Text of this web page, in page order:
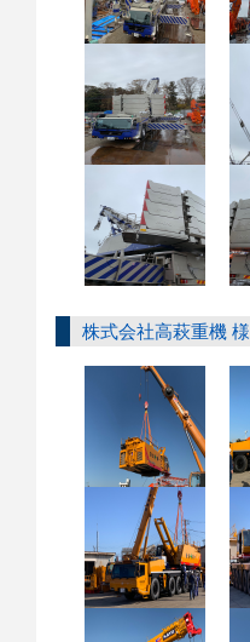
株式会社高萩重機 様